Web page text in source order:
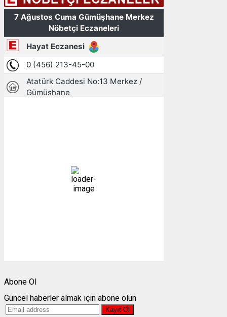
21 %
1004 mb
Abone Ol
Güncel haberler almak için abone olun